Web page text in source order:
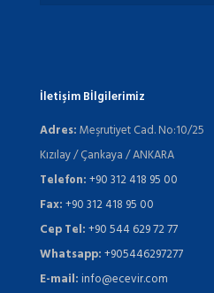
İletişim Bİlgilerimiz
Adres:Meşrutiyet Cad. No:10/25
Kızılay / Çankaya / ANKARA
Telefon:+90 312 418 95 00
Fax:+90 312 418 95 00
Cep Tel:+90 544 629 72 77
Whatsapp:+905446297277
E-mail:info@ecevir.com